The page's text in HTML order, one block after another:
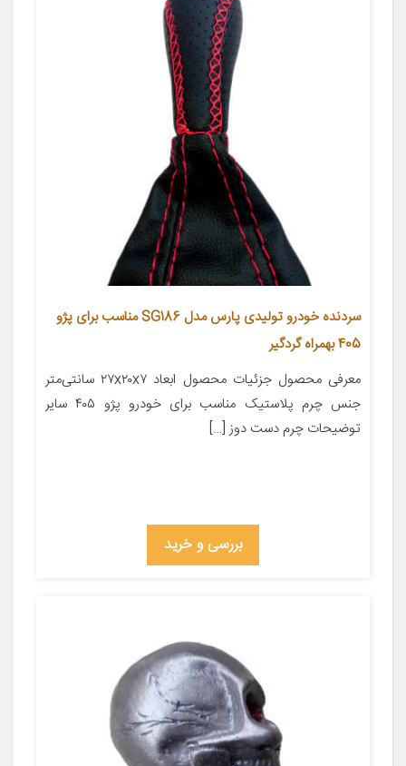
سردنده خودرو تولیدی پارس مدل SG186 مناسب برای پژو
405 بهمراه گردگیر
معرفی محصول جزئیات محصول ابعاد ۲۷x۲۰x۷ سانتی‌متر
جنس چرم پلاستیک مناسب برای خودرو پژو ۴۰۵ سایر
توضیحات چرم دست دوز […]
بررسی و خرید